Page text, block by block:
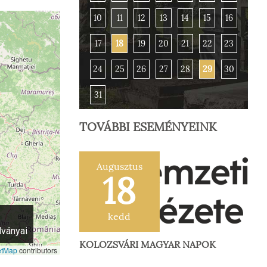
contributors
10 11 12 13 14 15 16
17 18 19 20 21 22 23
24 25 26 27 28 29 30
31
TOVÁBBI ESEMÉNYEINK
Augusztus
18
kedd
KOLOZSVÁRI MAGYAR NAPOK